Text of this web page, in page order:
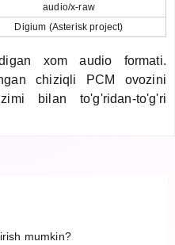
audio/x-raw
Digium (Asterisk project)
xom audio formati.
chiziqli PCM ovozini
bilan to'g'ridan-to'g'ri
mumkin?